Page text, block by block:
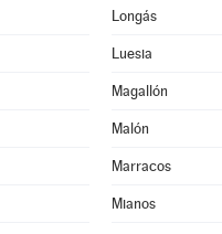
Longás
Luesia
Magallón
Malón
Marracos
Mianos